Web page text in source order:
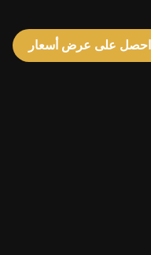
احصل على عرض أسعار